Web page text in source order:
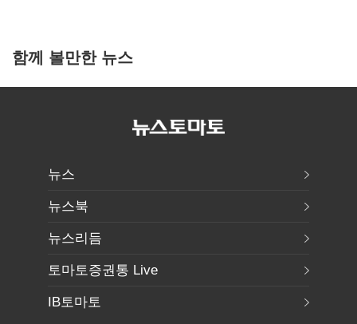
함께 볼만한 뉴스
뉴스
뉴스북
뉴스리듬
토마토증권통 Live
IB토마토